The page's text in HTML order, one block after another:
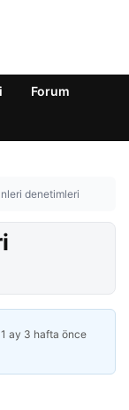
Forum
denetimleri
1 ay 3 hafta önce